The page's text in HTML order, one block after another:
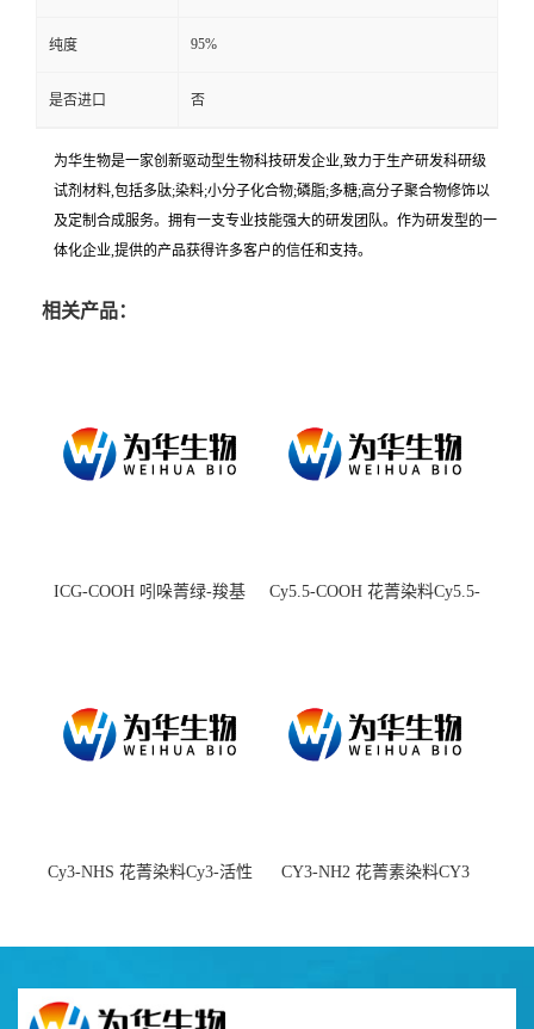
纯度 95%
是否进口 否
为华生物是一家创新驱动型生物科技研发企业,致力于生产研发科研级
试剂材料,包括多肽;染料;小分子化合物;磷脂;多糖;高分子聚合物修饰以
及定制合成服务。拥有一支专业技能强大的研发团队。作为研发型的一
体化企业,提供的产品获得许多客户的信任和支持。
相关产品：
ICG-COOH 吲哚菁绿-羧基
Cy5.5-COOH 花菁染料Cy5.5-
Cy3-NHS 花菁染料Cy3-活性
CY3-NH2 花菁素染料CY3